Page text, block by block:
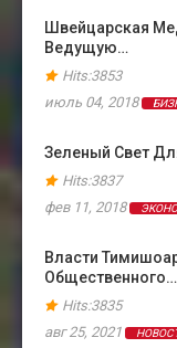
Швейцарская
Ведущую…
Hits:3853
июль 04, 2018
Зеленый Свет
Hits:3837
фев 11, 2018
Власти
Общественного…
Hits:3835
авг 25, 2021